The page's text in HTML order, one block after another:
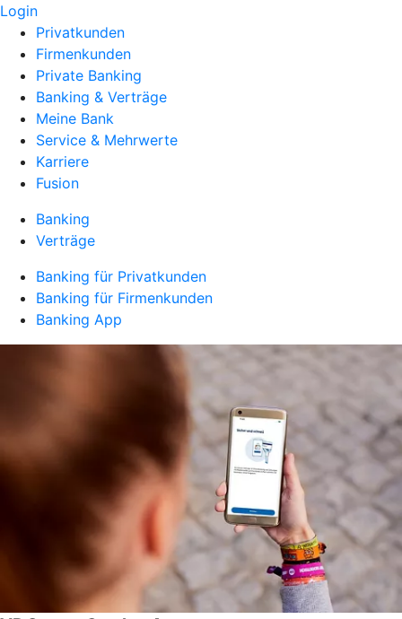
Login
Privatkunden
Firmenkunden
Private Banking
Banking & Verträge
Meine Bank
Service & Mehrwerte
Karriere
Fusion
Banking
Verträge
Banking für Privatkunden
Banking für Firmenkunden
Banking App